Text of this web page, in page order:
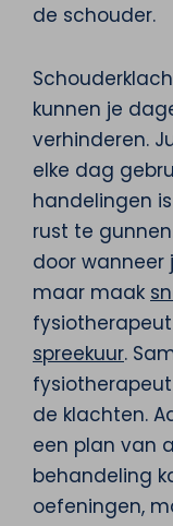
de schouder.
kunnen je
verhinderen.
elke dag
handelingen
rust te
door wanneer
maar maak
spreekuur.
de klachten.
een plan van
behandeling
oefeningen,